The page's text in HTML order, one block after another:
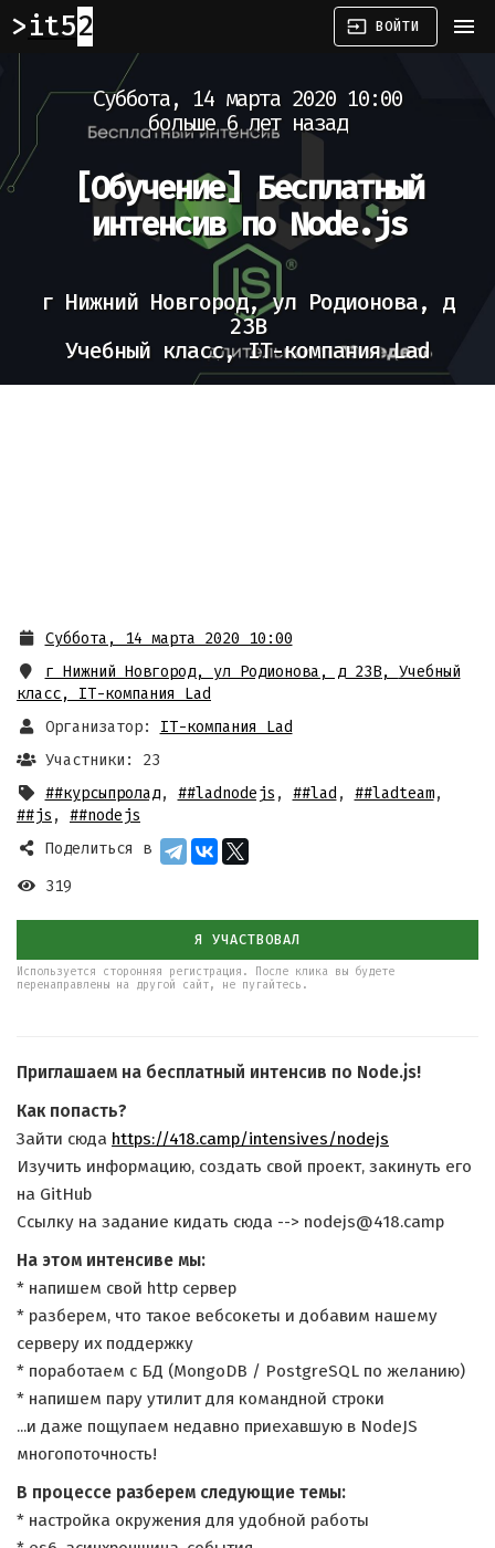
it52 input ВОЙТИ menu
Суббота, 14 марта 2020 10:00
больше 6 лет назад
[Обучение] Бесплатный
интенсив по Node.js
г Нижний Новгород, ул Родионова, д
23В
Учебный класс, IT-компания Lad
Суббота, 14 марта 2020 10:00
г Нижний Новгород, ул Родионова, д 23В, Учебный
класс, IT-компания Lad
Организатор:
IT-компания Lad
Участники: 23
##курсыпролад, ##ladnodejs , ##lad , ##ladteam,
##js , ##nodejs
Поделиться в
319
Я УЧАСТВОВАЛ
Используется сторонняя регистрация. После клика вы будете
перенаправлены на другой сайт, не пугайтесь.
Приглашаем на бесплатный интенсив по Node.js!
Как попасть?
Зайти сюда https://418.camp/intensives/nodejs
Изучить информацию, создать свой проект, закинуть его
на GitHub
Ссылку на задание кидать сюда --> nodejs@418.camp
На этом интенсиве мы:
* напишем свой http сервер
* разберем, что такое вебсокеты и добавим нашему
серверу их поддержку
* поработаем с БД (MongoDB / PostgreSQL по желанию)
* напишем пару утилит для командной строки
...и даже пощупаем недавно приехавшую в NodeJS
многопоточность!
В процессе разберем следующие темы:
* настройка окружения для удобной работы